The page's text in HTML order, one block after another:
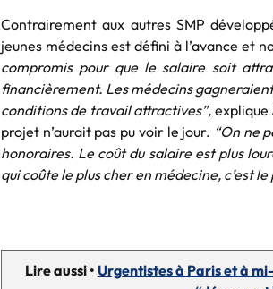
Contrairement aux autres SMP
jeunes médecins est défini à l’avance et
compromis pour que le salaire soit
financièrement. Les médecins
conditions de travail attractives”, explique
projet n’aurait pas pu voir le jour. “On ne
honoraires. Le coût du salaire est plus
qui coûte le plus cher en médecine, c’est
Lire aussi • Urgentistes à Paris et à